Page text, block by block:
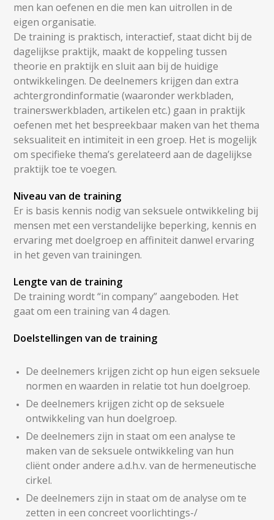
men kan oefenen en die men kan uitrollen in de
eigen organisatie.
De training is praktisch, interactief, staat dicht bij de
dagelijkse praktijk, maakt de koppeling tussen
theorie en praktijk en sluit aan bij de huidige
ontwikkelingen. De deelnemers krijgen dan extra
achtergrondinformatie (waaronder werkbladen,
trainerswerkbladen, artikelen etc.) gaan in praktijk
oefenen met het bespreekbaar maken van het thema
seksualiteit en intimiteit in een groep. Het is mogelijk
om specifieke thema’s gerelateerd aan de dagelijkse
praktijk toe te voegen.
Niveau van de training
Er is basis kennis nodig van seksuele ontwikkeling bij
mensen met een verstandelijke beperking, kennis en
ervaring met doelgroep en affiniteit danwel ervaring
in het geven van trainingen.
Lengte van de training
De training wordt “in company” aangeboden. Het
gaat om een training van 4 dagen.
Doelstellingen van de training
De deelnemers krijgen zicht op hun eigen seksuele
normen en waarden in relatie tot hun doelgroep.
De deelnemers krijgen zicht op de seksuele
ontwikkeling van hun doelgroep.
De deelnemers zijn in staat om een analyse te
maken van de seksuele ontwikkeling van hun
cliënt onder andere a.d.h.v. van de hermeneutische
cirkel.
De deelnemers zijn in staat om de analyse om te
zetten in een concreet voorlichtings-/